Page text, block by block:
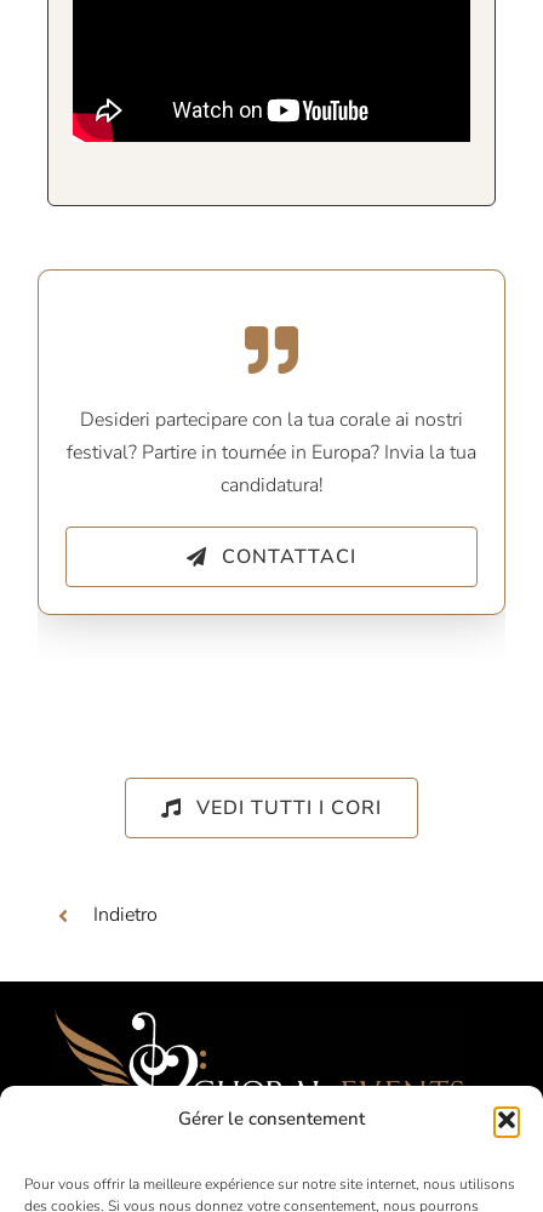
Gérer le consentement
Pour vous offrir la meilleure expérience sur notre site internet, nous utilisons
des cookies. Si vous nous donnez votre consentement, nous pourrons
Desideri partecipare con la tua corale ai nostri
festival? Partire in tournée in Europa? Invia la tua
candidatura!
CONTATTACI
VEDI TUTTI I CORI
Indietro
Festival, Concorsi, Tournées per Cori